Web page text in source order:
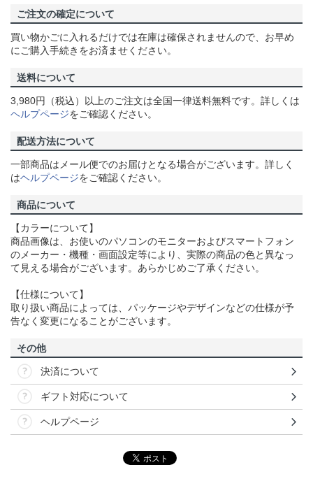
ご注文の確定について
買い物かごに入れるだけでは在庫は確保されませんので、お早め
にご購入手続きをお済ませください。
送料について
3,980円（税込）以上のご注文は全国一律送料無料です。詳しくは
ヘルプページをご確認ください。
配送方法について
一部商品はメール便でのお届けとなる場合がございます。詳しく
はヘルプページをご確認ください。
商品について
【カラーについて】
商品画像は、お使いのパソコンのモニターおよびスマートフォン
のメーカー・機種・画面設定等により、実際の商品の色と異なっ
て見える場合がございます。あらかじめご了承ください。
【仕様について】
取り扱い商品によっては、パッケージやデザインなどの仕様が予
告なく変更になることがございます。
その他
決済について
ギフト対応について
ヘルプページ